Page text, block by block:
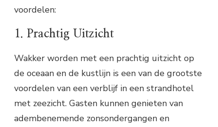
voordelen:
1. Prachtig Uitzicht
Wakker worden met een prachtig uitzicht op
de oceaan en de kustlijn is een van de grootste
voordelen van een verblijf in een strandhotel
met zeezicht. Gasten kunnen genieten van
adembenemende zonsondergangen en